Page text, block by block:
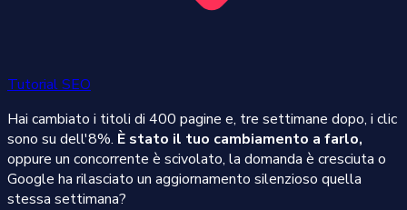
Tutorial SEO
Hai cambiato i titoli di 400 pagine e, tre settimane dopo, i clic
sono su dell'8%. È stato il tuo cambiamento a farlo,
oppure un concorrente è scivolato, la domanda è cresciuta o
Google ha rilasciato un aggiornamento silenzioso quella
stessa settimana?